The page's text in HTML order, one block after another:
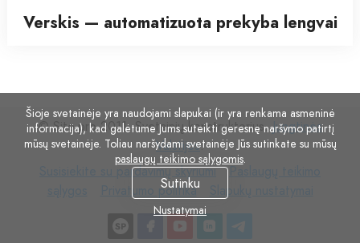
Verskis — automatizuota prekyba lengvai
© Site.pro 2011. Svetainių konstruktorius.Jungtinės
Valstijos.
Susisiekite su pardavimų skyriumi
Paslaugų
Paslaugų teikimo
Privatumo politika
Šioje svetainėje yra naudojami slapukai (ir yra renkama asmeninė
informacija), kad galėtume Jums suteikti geresnę naršymo patirtį
mūsų svetainėje. Toliau naršydami svetainėje Jūs sutinkate su mūsų
paslaugų teikimo sąlygomis.
Sutinku
Nustatymai